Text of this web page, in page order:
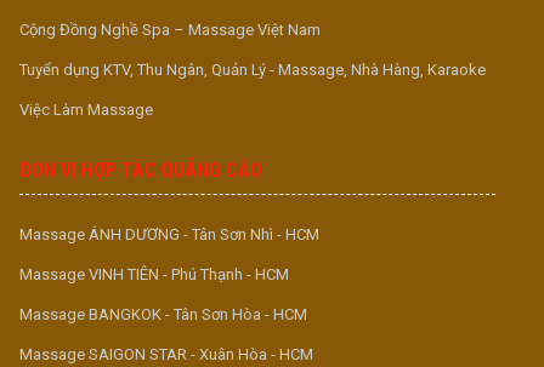
Cộng Đồng Nghề Spa – Massage Việt Nam
Tuyển dụng KTV, Thu Ngân, Quản Lý - Massage, Nhà Hàng, Karaoke
Việc Làm Massage
ĐƠN VỊ HỢP TÁC QUẢNG CÁO
Massage ÁNH DƯƠNG - Tân Sơn Nhì - HCM
Massage VINH TIÊN - Phú Thạnh - HCM
Massage BANGKOK - Tân Sơn Hòa - HCM
Massage SAIGON STAR - Xuân Hòa - HCM